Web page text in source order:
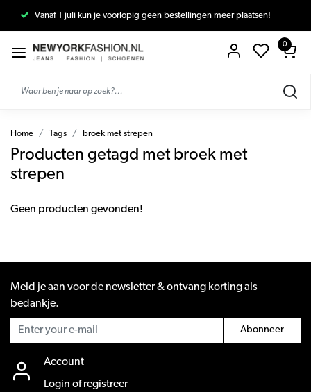
Vanaf 1 juli kun je voorlopig geen bestellingen meer plaatsen!
0
Home Tags broek met strepen
Producten getagd met broek met
strepen
Geen producten gevonden!
Meld je aan voor de newsletter & ontvang korting als
bedankje.
Abonneer
Account
Login of registreer